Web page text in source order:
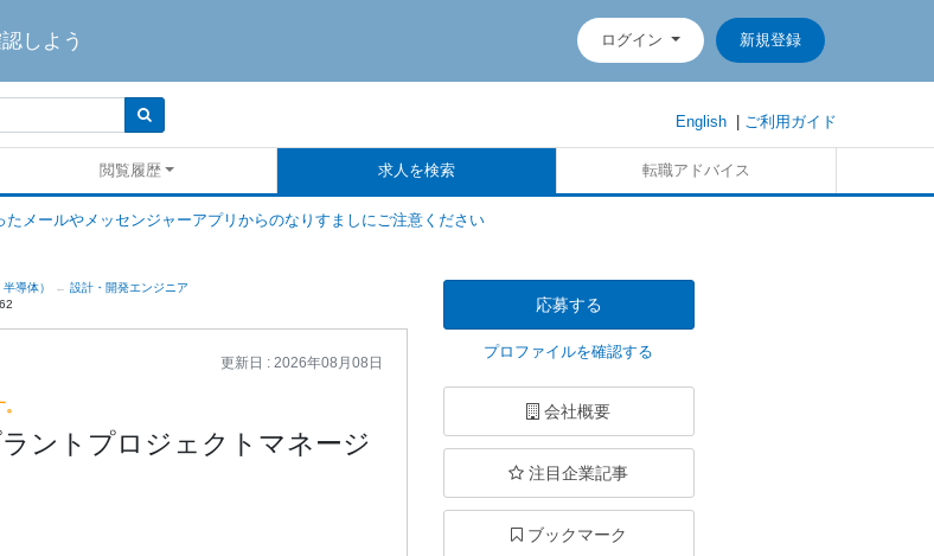
しよう ログイン 新規登録
English| ご利用ガイド
閲覧履歴 求人を検索 転職アドバイス
メールやメッセンジャーアプリからのなりすましにご注意ください
導体）
設計・開発エンジニア
更新日 : 2026年08月08日
ラントプロジェクトマネージ
応募する
プロファイルを確認する
会社概要
注目企業記事
ブックマーク